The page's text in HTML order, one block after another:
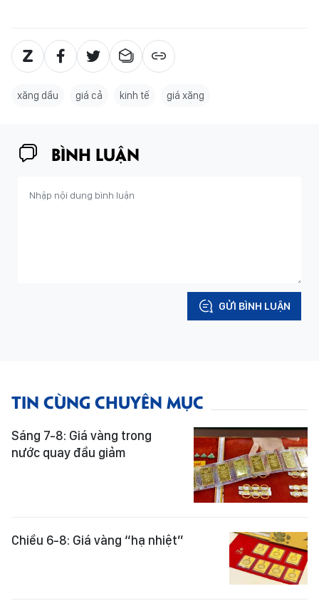
xăng dầu giá cả kinh tế giá xăng
BÌNH LUẬN
GỬI BÌNH LUẬN
TIN CÙNG CHUYÊN MỤC
Sáng 7-8: Giá vàng trong
nước quay đầu giảm
Chiều 6-8: Giá vàng “hạ nhiệt”